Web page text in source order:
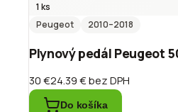
1 ks
Peugeot
2010–2018
Plynový pedál Peugeot
30 €24.39 €bez DPH
Do košíka